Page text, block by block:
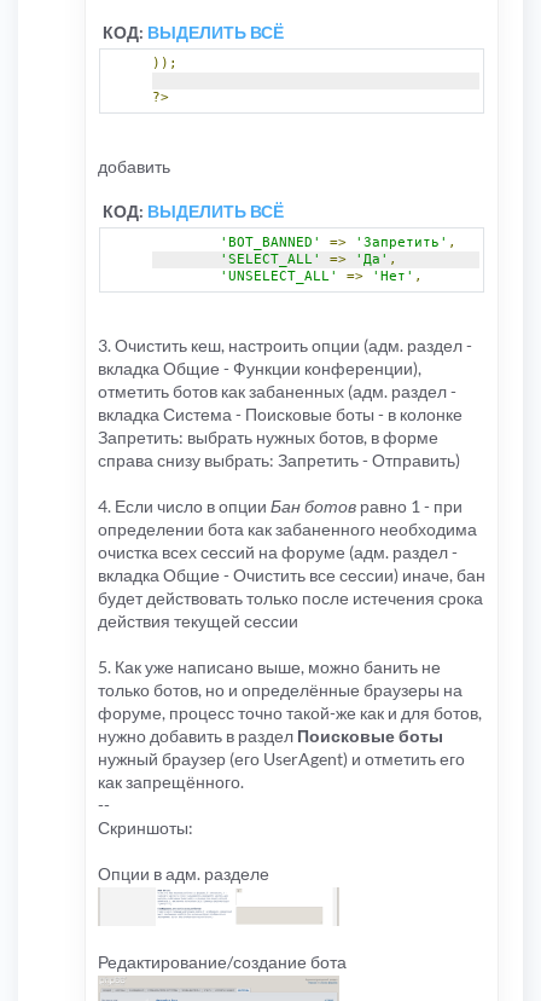
КОД: ВЫДЕЛИТЬ ВСЁ
));
?>
добавить
КОД: ВЫДЕЛИТЬ ВСЁ
'BOT_BANNED' => 'Запретить' ,
'SELECT_ALL'
=> 'Да' ,
'UNSELECT_ALL'
=> 'Нет' ,
3. Очистить кеш, настроить опции (адм. раздел -
вкладка Общие - Функции конференции),
отметить ботов как забаненных (адм. раздел -
вкладка Система - Поисковые боты - в колонке
Запретить: выбрать нужных ботов, в форме
справа снизу выбрать: Запретить - Отправить)
4. Если число в опции Бан ботов равно 1 - при
определении бота как забаненного необходима
очистка всех сессий на форуме (адм. раздел -
вкладка Общие - Очистить все сессии) иначе, бан
будет действовать только после истечения срока
действия текущей сессии
5. Как уже написано выше, можно банить не
только ботов, но и определённые браузеры на
форуме, процесс точно такой-же как и для ботов,
нужно добавить в раздел Поисковые боты
нужный браузер (его UserAgent) и отметить его
как запрещённого.
--
Скриншоты:
Опции в адм. разделе
Редактирование/создание бота